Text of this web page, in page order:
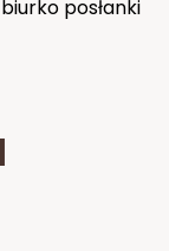
posłanki